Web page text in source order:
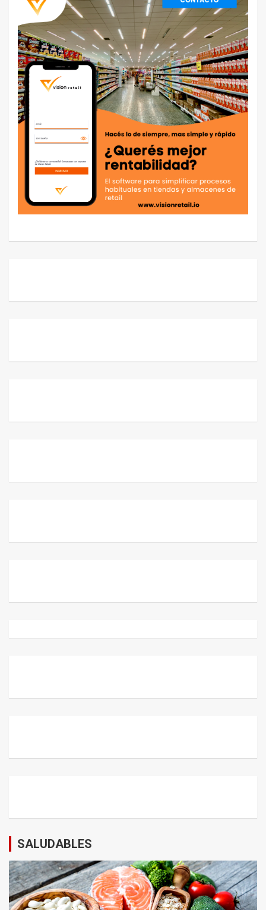
SALUDABLES